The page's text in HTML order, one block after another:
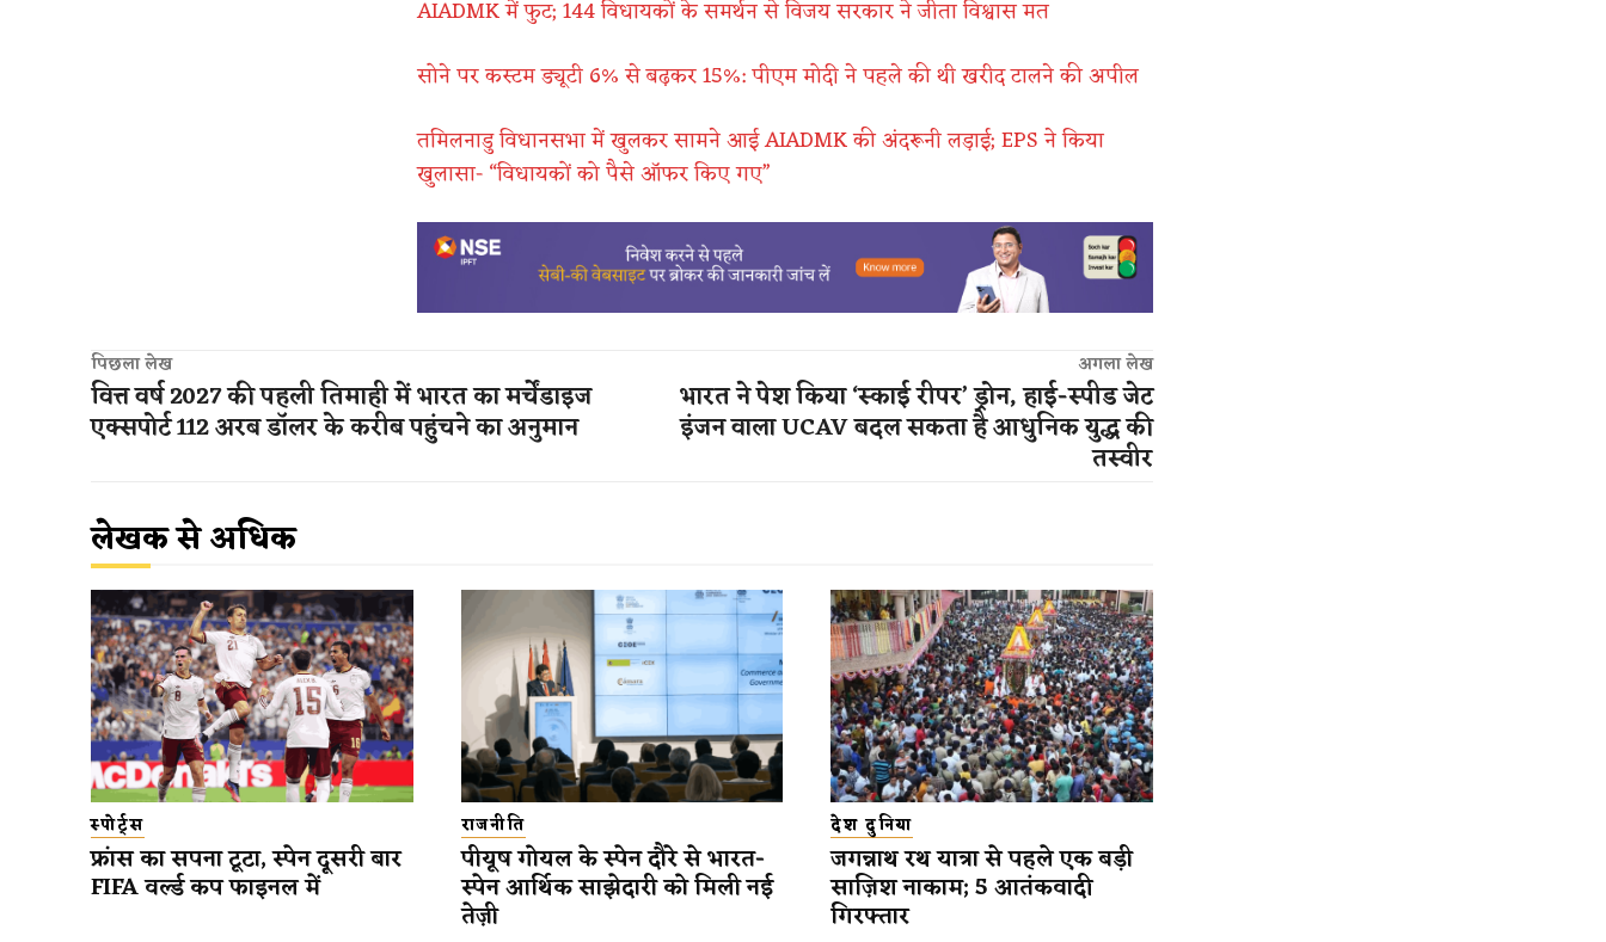
AIADMK में फुट; 144 विधायकों के समर्थन से विजय सरकार ने जीता विश्वास मत
सोने पर कस्टम ड्यूटी 6% से बढ़कर 15%: पीएम मोदी ने पहले की थी खरीद टालने की अपील
तमिलनाडु विधानसभा में खुलकर सामने आई AIADMK की अंदरूनी लड़ाई; EPS ने किया
खुलासा- “विधायकों को पैसे ऑफर किए गए”
पिछला लेख
वित्त वर्ष 2027 की पहली तिमाही में भारत का मर्चेंडाइज
एक्सपोर्ट 112 अरब डॉलर के करीब पहुंचने का अनुमान
अगला लेख
भारत ने पेश किया ‘स्काई रीपर’ ड्रोन, हाई-स्पीड जेट
इंजन वाला UCAV बदल सकता है आधुनिक युद्ध की
तस्वीर
लेखक से अधिक
स्पोर्ट्स
फ्रांस का सपना टूटा, स्पेन दूसरी बार
FIFA वर्ल्ड कप फाइनल में
राजनीति
पीयूष गोयल के स्पेन दौरे से भारत-
स्पेन आर्थिक साझेदारी को मिली नई
तेज़ी
देश दुनिया
जगन्नाथ रथ यात्रा से पहले एक बड़ी
साज़िश नाकाम; 5 आतंकवादी
गिरफ्तार